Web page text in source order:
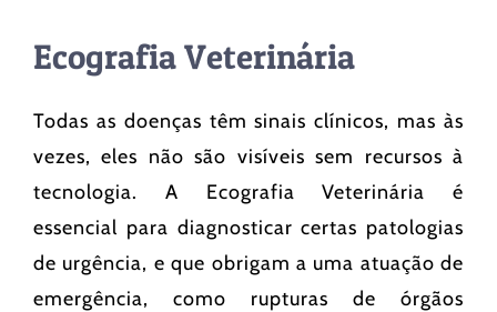
Ecografia Veterinária
Todas as doenças têm sinais clínicos, mas às
vezes, eles não são visíveis sem recursos à
tecnologia. A Ecografia Veterinária é
essencial para diagnosticar certas patologias
de urgência, e que obrigam a uma atuação de
emergência, como rupturas de órgãos